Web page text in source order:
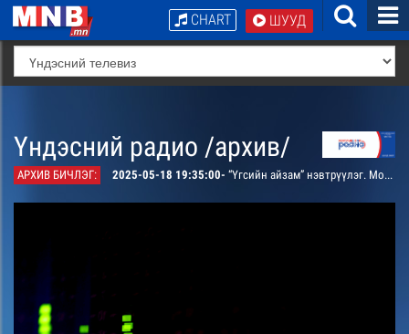
ШУУД
CHART
Үндэсний радио /архив/
АРХИВ БИЧЛЭГ: 2025-05-18 19:35:00- “Үгсийн айзам” нэвтрүүлэг. Монгол ардын “Цэнхэрлэн харагдах уул” дуунаас сэдэвлэсэн зохиомж /давтана/